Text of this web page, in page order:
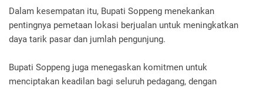
Dalam kesempatan itu, Bupati Soppeng menekankan
pentingnya pemetaan lokasi berjualan untuk meningkatkan
daya tarik pasar dan jumlah pengunjung.
Bupati Soppeng juga menegaskan komitmen untuk
menciptakan keadilan bagi seluruh pedagang, dengan